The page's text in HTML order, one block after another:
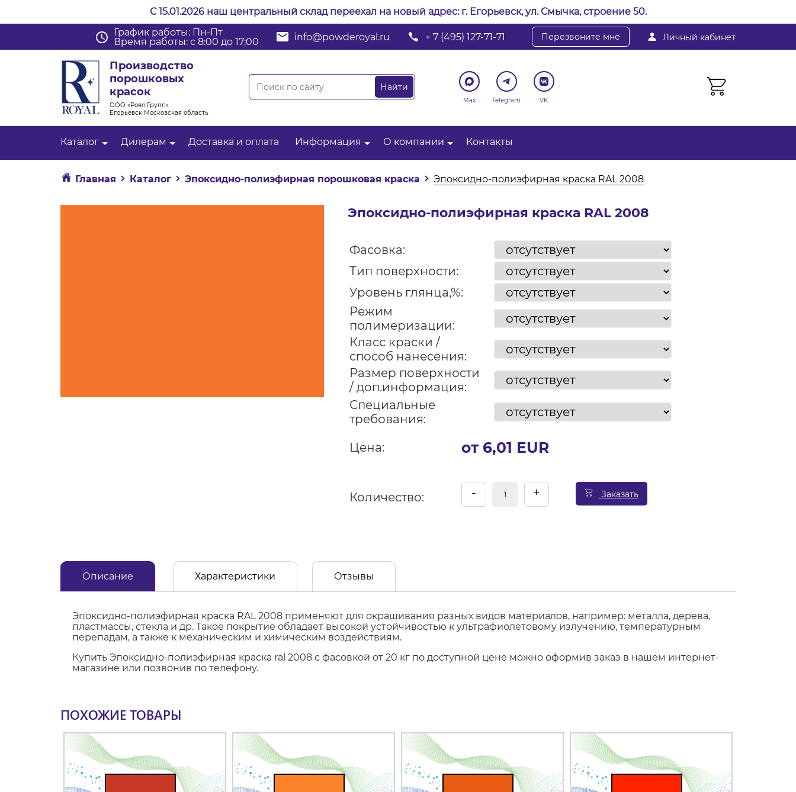
С 15.01.2026 наш центральный склад переехал на новый адрес: г. Егорьевск, ул. Смычка, строение 50.
Личный кабинет
График работы: Пн-Пт
Время работы: с 8:00 до 17:00
info@powderoyal.ru + 7 (495) 127-71-71 Перезвоните мне
Производство
порошковых
красок
ООО «Роял Групп»
Егорьевск Московская область
Max Telegram VK
Каталог Дилерам Доставка и оплата Информация О компании Контакты
Главная Каталог Эпоксидно-полиэфирная порошковая краска Эпоксидно-полиэфирная краска RAL 2008
Эпоксидно-полиэфирная краска RAL 2008
Фасовка:
Тип поверхности:
Уровень глянца,%:
Режим
полимеризации:
Класс краски /
способ нанесения:
Размер поверхности
/ доп.информация:
Специальные
требования:
Цена:
от 6,01 EUR
Количество: - + Заказать
Описание Характеристики Отзывы
Эпоксидно-полиэфирная краска RAL 2008 применяют для окрашивания разных видов материалов, например: металла, дерева,
пластмассы, стекла и др. Такое покрытие обладает высокой устойчивостью к ультрафиолетовому излучению, температурным
перепадам, а также к механическим и химическим воздействиям.
Купить Эпоксидно-полиэфирная краска ral 2008 с фасовкой от 20 кг по доступной цене можно оформив заказ в нашем интернет-
магазине или позвонив по телефону.
ПОХОЖИЕ ТОВАРЫ